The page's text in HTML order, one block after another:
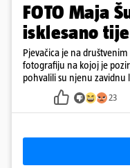
FOTO Maja
isklesano
Pjevačica je na
fotografiju na kojoj je
pohvalili su njenu zavidnu
23